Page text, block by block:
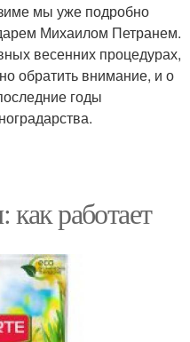
мы уже подробно
Михаилом Петранем.
весенних процедурах,
обратить внимание, и о
годы
работает